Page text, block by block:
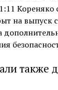
Кореняко
на выпуск
также